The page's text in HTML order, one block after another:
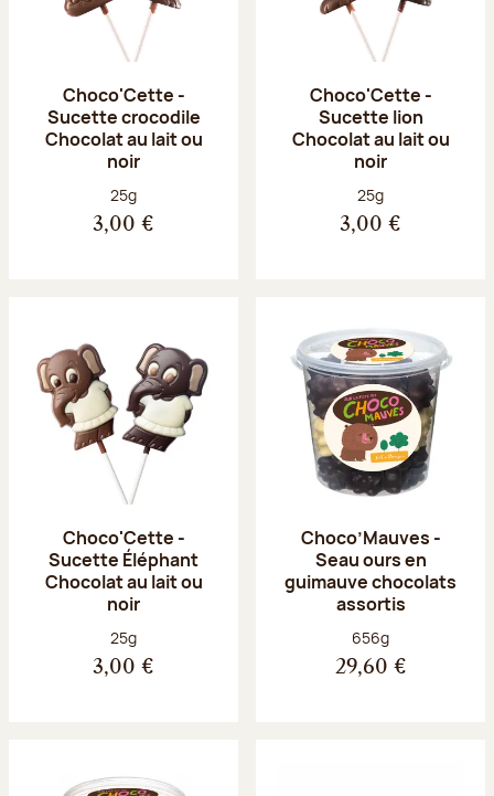
Choco'Cette -
Sucette crocodile
Chocolat au lait ou
noir
Poids net :
25g
3,00 €
Choco'Cette -
Sucette lion
Chocolat au lait ou
noir
Poids net :
25g
3,00 €
Choco'Cette -
Sucette Éléphant
Chocolat au lait ou
noir
Poids net :
25g
3,00 €
Choco’Mauves -
Seau ours en
guimauve chocolats
assortis
Poids net :
656g
29,60 €